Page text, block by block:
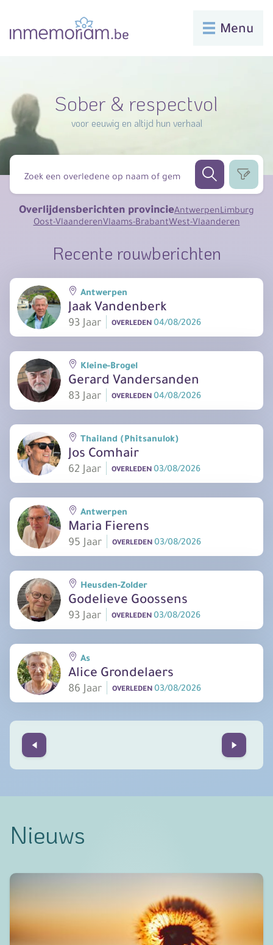
Menu
Sober & respectvol
voor eeuwig en altijd hun verhaal
Overlijdensberichten provincieAntwerpenLimburg
Oost-VlaanderenVlaams-BrabantWest-Vlaanderen
Recente rouwberichten
Jaak Vandenberk
93 Jaar
Antwerpen
OVERLEDEN 04/08/2026
Gerard Vandersanden
83 Jaar
Kleine-Brogel
OVERLEDEN 04/08/2026
Jos Comhair
62 Jaar
Thailand (Phitsanulok)
OVERLEDEN 03/08/2026
Maria Fierens
95 Jaar
Antwerpen
OVERLEDEN 03/08/2026
Godelieve Goossens
93 Jaar
Heusden-Zolder
OVERLEDEN 03/08/2026
Alice Grondelaers
86 Jaar
As
OVERLEDEN 03/08/2026
Prev Next
Nieuws